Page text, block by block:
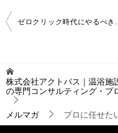
投
稿
ゲ
ー
シ
ョ
ン
株式会社アクトパス｜温浴施
の専門コンサルティング・プ
メルマガ プロに任せた